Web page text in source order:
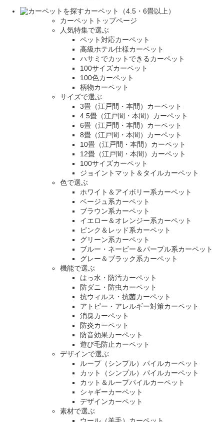
カーペット（4.5・6畳以上）
カーペットトップページ
人気特集で選ぶ
ペット対応カーペット
高級ホテル仕様カーペット
ハサミでカットできるカーペット
100サイズカーペット
100色カーペット
柄物カーペット
サイズで選ぶ
3畳（江戸間・本間）カーペット
4.5畳（江戸間・本間）カーペット
6畳（江戸間・本間）カーペット
8畳（江戸間・本間）カーペット
10畳（江戸間・本間）カーペット
12畳（江戸間・本間）カーペット
100サイズカーペット
ジョイントマット＆タイルカーペット
色で選ぶ
ホワイト＆アイボリー系カーペット
ベージュ系カーペット
ブラウン系カーペット
イエロー＆オレンジー系カーペット
ピンク＆レッド系カーペット
グリーン系カーペット
ブルー・ネービー＆パープル系カーペット
グレー＆ブラック系カーペット
機能で選ぶ
はっ水・防汚カーペット
防ダニ・防虫カーペット
抗ウィルス・抗菌カーペット
アトピー・アレルギー対策カーペット
消臭カーペット
防炎カーペット
防音効果カーペット
遊び毛防止カーペット
デザインで選ぶ
ループ（シンプル）パイルカーペット
カット（シンプル）パイルカーペット
カット＆ループパイルカーペット
シャギーカーペット
デザインカーペット
素材で選ぶ